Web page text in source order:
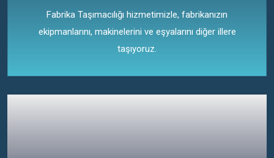
Fabrika Taşımacılığı hizmetimizle, fabrikanızın
ekipmanlarını, makinelerini ve eşyalarını diğer illere
taşıyoruz.